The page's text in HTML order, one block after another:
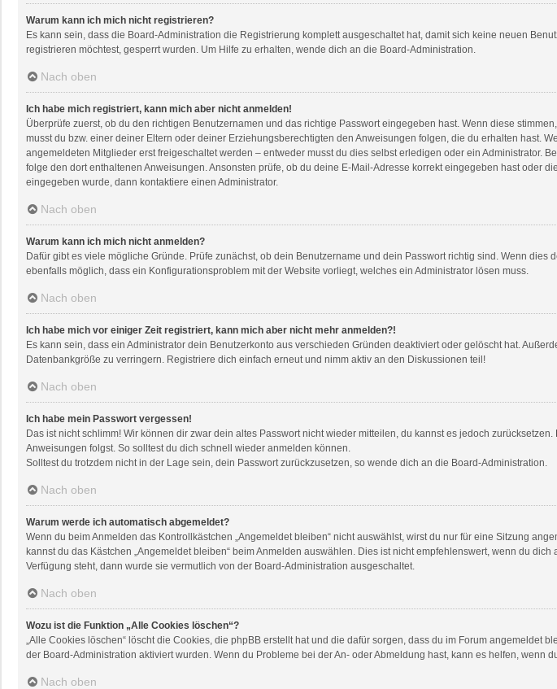
Warum kann ich mich nicht registrieren?
Es kann sein, dass die Board-Administration die Registrierung komplett ausgeschaltet hat, damit sich keine neuen
registrieren möchtest, gesperrt wurden. Um Hilfe zu erhalten, wende dich an die Board-Administration.
Nach oben
Ich habe mich registriert, kann mich aber nicht anmelden!
Überprüfe zuerst, ob du den richtigen Benutzernamen und das richtige Passwort eingegeben hast. Wenn diese
musst du bzw. einer deiner Eltern oder deiner Erziehungsberechtigten den Anweisungen folgen, die du erhalten hast.
angemeldeten Mitglieder erst freigeschaltet werden – entweder musst du dies selbst erledigen oder ein Administrator.
folge den dort enthaltenen Anweisungen. Ansonsten prüfe, ob du deine E-Mail-Adresse korrekt eingegeben hast oder
eingegeben wurde, dann kontaktiere einen Administrator.
Nach oben
Warum kann ich mich nicht anmelden?
Dafür gibt es viele mögliche Gründe. Prüfe zunächst, ob dein Benutzername und dein Passwort richtig sind. Wenn
ebenfalls möglich, dass ein Konfigurationsproblem mit der Website vorliegt, welches ein Administrator lösen muss.
Nach oben
Ich habe mich vor einiger Zeit registriert, kann mich aber nicht mehr anmelden?!
Es kann sein, dass ein Administrator dein Benutzerkonto aus verschieden Gründen deaktiviert oder gelöscht hat.
Datenbankgröße zu verringern. Registriere dich einfach erneut und nimm aktiv an den Diskussionen teil!
Nach oben
Ich habe mein Passwort vergessen!
Das ist nicht schlimm! Wir können dir zwar dein altes Passwort nicht wieder mitteilen, du kannst es jedoch
Anweisungen folgst. So solltest du dich schnell wieder anmelden können.
Solltest du trotzdem nicht in der Lage sein, dein Passwort zurückzusetzen, so wende dich an die Board-Administration.
Nach oben
Warum werde ich automatisch abgemeldet?
Wenn du beim Anmelden das Kontrollkästchen „Angemeldet bleiben“ nicht auswählst, wirst du nur für eine Sitzung
kannst du das Kästchen „Angemeldet bleiben“ beim Anmelden auswählen. Dies ist nicht empfehlenswert, wenn du
Verfügung steht, dann wurde sie vermutlich von der Board-Administration ausgeschaltet.
Nach oben
Wozu ist die Funktion „Alle Cookies löschen“?
„Alle Cookies löschen“ löscht die Cookies, die phpBB erstellt hat und die dafür sorgen, dass du im Forum
der Board-Administration aktiviert wurden. Wenn du Probleme bei der An- oder Abmeldung hast, kann es helfen, wenn
Nach oben